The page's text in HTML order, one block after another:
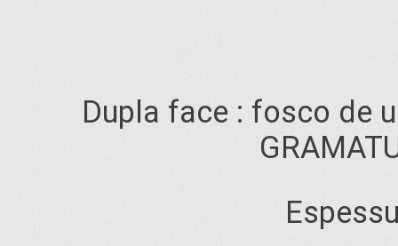
Dupla face : fosco de